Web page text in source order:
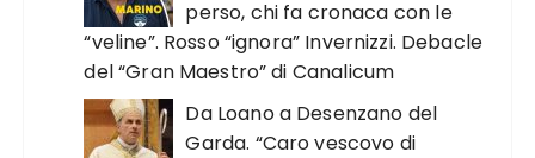
perso, chi fa cronaca con le
“veline”. Rosso “ignora” Invernizzi. Debacle
del “Gran Maestro” di Canalicum
Da Loano a Desenzano del
Garda. “Caro vescovo di